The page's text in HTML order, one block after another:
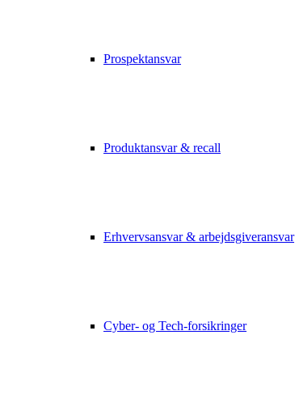
Prospektansvar
Produktansvar & recall
Erhvervsansvar & arbejdsgiveransvar
Cyber- og Tech-forsikringer